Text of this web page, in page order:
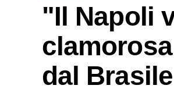
"Il Napoli
dal Brasile